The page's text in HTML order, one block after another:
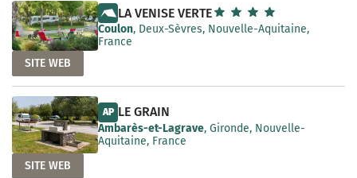
LA VENISE VERTE
Coulon, Deux-Sèvres, Nouvelle-Aquitaine,
France
SITE WEB
AP LE GRAIN
Ambarès-et-Lagrave, Gironde, Nouvelle-
Aquitaine, France
SITE WEB